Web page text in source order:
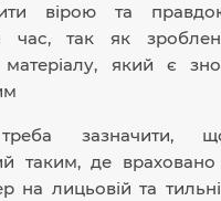
вірою та
час, так як
матеріалу, який є
зазначити,
таким, де враховано
на лицьовій та